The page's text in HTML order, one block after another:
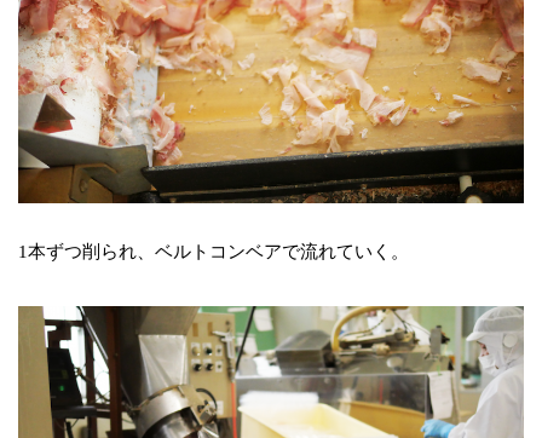
1本ずつ削られ、ベルトコンベアで流れていく。